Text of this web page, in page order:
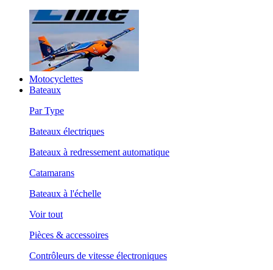
Motocyclettes
Bateaux
Par Type
Bateaux électriques
Bateaux à redressement automatique
Catamarans
Bateaux à l'échelle
Voir tout
Pièces & accessoires
Contrôleurs de vitesse électroniques